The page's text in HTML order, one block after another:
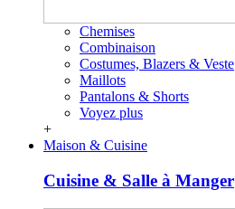
Chemises
Combinaison
Costumes, Blazers & Veste
Maillots
Pantalons & Shorts
Voyez plus
+
Maison & Cuisine
Cuisine & Salle à Manger